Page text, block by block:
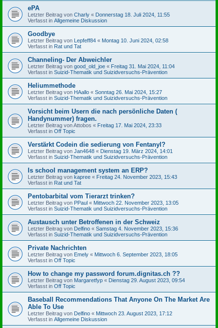
ePA
Letzter Beitrag von Charly « Donnerstag 18. Juli 2024, 11:55
Verfasst in Allgemeine Diskussion
Goodbye
Letzter Beitrag von Lepfeff84 « Montag 10. Juni 2024, 02:58
Verfasst in Rat und Tat
Channeling- Der Abweichler
Letzter Beitrag von good_old_joe « Freitag 31. Mai 2024, 11:04
Verfasst in Suizid-Thematik und Suizidversuchs-Prävention
Heliummethode
Letzter Beitrag von HAallo « Sonntag 26. Mai 2024, 15:27
Verfasst in Suizid-Thematik und Suizidversuchs-Prävention
Vorsicht beim Usern die nach persönliche Daten (
Handynummer) fragen.
Letzter Beitrag vonAttobos « Freitag 17. Mai 2024, 23:33
Verfasst in Off Topic
Verstärkt Codein die sedierung von Fentanyl?
Letzter Beitrag von Jan4648 « Dienstag 19. März 2024, 14:01
Verfasst in Suizid-Thematik und Suizidversuchs-Prävention
Is school management system an ERP?
Letzter Beitrag von kapree « Freitag 24. November 2023, 15:43
Verfasst in Rat und Tat
Pentobarbital vom Tierarzt trinken?
Letzter Beitrag von PPaul « Mittwoch 22. November 2023, 13:05
Verfasst in Suizid-Thematik und Suizidversuchs-Prävention
Austausch unter Betroffenen in der Schweiz
Letzter Beitrag von Delfino « Samstag 4. November 2023, 15:36
Verfasst in Suizid-Thematik und Suizidversuchs-Prävention
Private Nachrichten
Letzter Beitrag von Emely « Mittwoch 6. September 2023, 18:05
Verfasst in Off Topic
How to change my password forum.dignitas.ch ??
Letzter Beitrag von Margaretfyp « Dienstag 29. August 2023, 09:54
Verfasst in Off Topic
Baseball Recommendations That Anyone On The Market Are
Able To Use
Letzter Beitrag von Delfino « Mittwoch 23. August 2023, 17:12
Verfasst in Allgemeine Diskussion